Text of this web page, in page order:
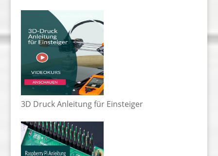
3D Druck Anleitung für Einsteiger